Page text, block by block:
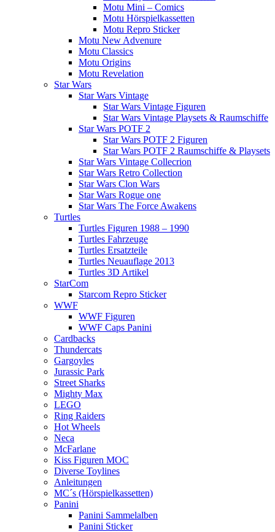
Motu Mini – Comics
Motu Hörspielkassetten
Motu Repro Sticker
Motu New Advenure
Motu Classics
Motu Origins
Motu Revelation
Star Wars
Star Wars Vintage
Star Wars Vintage Figuren
Star Wars Vintage Playsets & Raumschiffe
Star Wars POTF 2
Star Wars POTF 2 Figuren
Star Wars POTF 2 Raumschiffe & Playsets
Star Wars Vintage Collecrion
Star Wars Retro Collection
Star Wars Clon Wars
Star Wars Rogue one
Star Wars The Force Awakens
Turtles
Turtles Figuren 1988 – 1990
Turtles Fahrzeuge
Turtles Ersatzteile
Turtles Neuauflage 2013
Turtles 3D Artikel
StarCom
Starcom Repro Sticker
WWF
WWF Figuren
WWF Caps Panini
Cardbacks
Thundercats
Gargoyles
Jurassic Park
Street Sharks
Mighty Max
LEGO
Ring Raiders
Hot Wheels
Neca
McFarlane
Kiss Figuren MOC
Diverse Toylines
Anleitungen
MC´s (Hörspielkassetten)
Panini
Panini Sammelalben
Panini Sticker